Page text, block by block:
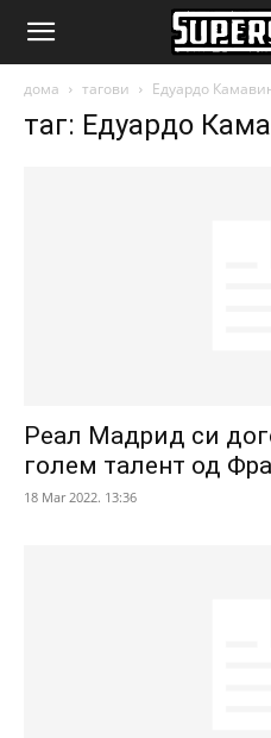
SuperSport.mk
дома тагови Едуардо
таг: Едуардо
Реал Мадрид си
голем талент од
18 Mar 2022. 13:36